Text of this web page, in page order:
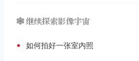
🕸️ 继续探索影像宇宙
• 如何拍好一张室内照